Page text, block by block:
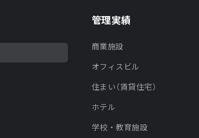
管理実績
商業施設
オフィスビル
住まい（賃貸住宅）
ホテル
学校・教育施設